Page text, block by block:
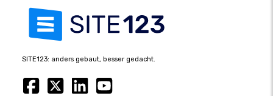
SITE123: anders gebaut, besser gedacht.